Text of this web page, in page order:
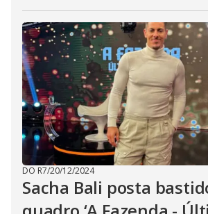
DO R7/20/12/2024
Sacha Bali posta